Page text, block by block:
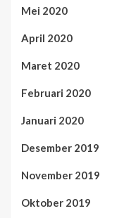
Mei 2020
April 2020
Maret 2020
Februari 2020
Januari 2020
Desember 2019
November 2019
Oktober 2019